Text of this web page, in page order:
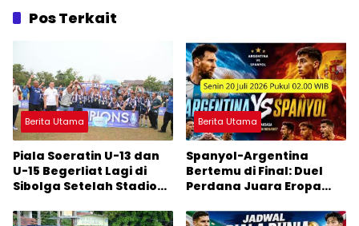
Pos Terkait
Berita Utama
Piala Soeratin U-13 dan
U-15 Begerliat Lagi di
Sibolga Setelah Stadion
Kota
Berita Utama
Spanyol-Argentina
Bertemu di Final: Duel
Perdana Juara Eropa